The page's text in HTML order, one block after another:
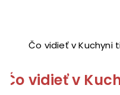
Čo vidieť v Kuchyni
Čo vidieť v